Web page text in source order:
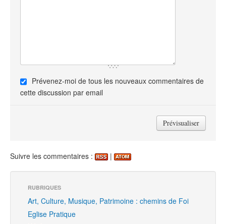
Prévenez-moi de tous les nouveaux commentaires de
cette discussion par email
Suivre les commentaires : |
RUBRIQUES
Art, Culture, Musique, Patrimoine : chemins de Foi
Eglise Pratique